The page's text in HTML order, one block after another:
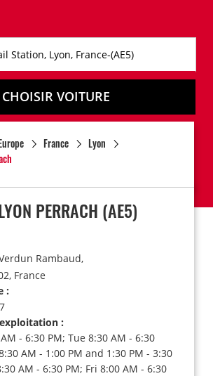
CHOISIR VOITURE
France
Lyon
PERRACH (AE5)
Rambaud,
France
:
:
- 6:30 PM; Tue 8:30 AM - 6:30
AM - 1:00 PM and 1:30 PM - 3:30
AM - 6:30 PM; Fri 8:00 AM - 6:30